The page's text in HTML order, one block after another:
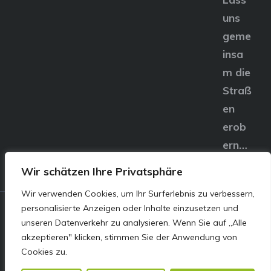
Wir schätzen Ihre Privatsphäre
Wir verwenden Cookies, um Ihr Surferlebnis zu verbessern,
personalisierte Anzeigen oder Inhalte einzusetzen und
unseren Datenverkehr zu analysieren. Wenn Sie auf „Alle
akzeptieren" klicken, stimmen Sie der Anwendung von
Cookies zu.
uns
geme
insa
m die
Straß
en
erob
ern…
© E&S Motors GmbH,
Linzer Straße 83 4240
Freistadt